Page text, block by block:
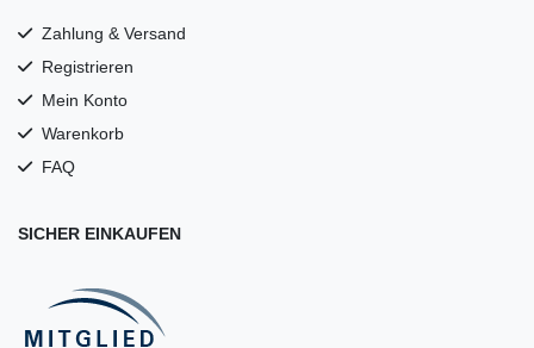
Zahlung & Versand
Registrieren
Mein Konto
Warenkorb
FAQ
SICHER EINKAUFEN